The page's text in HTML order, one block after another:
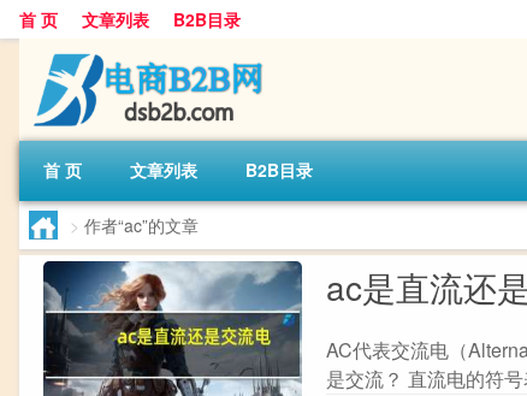
首 页 文章列表 B2B目录
首 页 文章列表 B2B目录
> 作者“ac”的文章
ac是直流还
AC代表交流电（
是交流？ 直流电的符